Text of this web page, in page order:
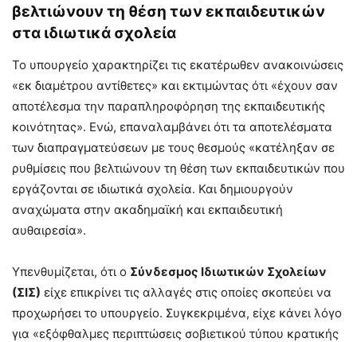
βελτιώνουν τη θέση των εκπαιδευτικών
στα ιδιωτικά σχολεία
Το υπουργείο χαρακτηρίζει τις εκατέρωθεν ανακοινώσεις
«εκ διαμέτρου αντίθετες» και εκτιμώντας ότι «έχουν σαν
αποτέλεσμα την παραπληροφόρηση της εκπαιδευτικής
κοινότητας». Ενώ, επαναλαμβάνει ότι τα αποτελέσματα
των διαπραγματεύσεων με τους θεσμούς «κατέληξαν σε
ρυθμίσεις που βελτιώνουν τη θέση των εκπαιδευτικών που
εργάζονται σε ιδιωτικά σχολεία. Και δημιουργούν
αναχώματα στην ακαδημαϊκή και εκπαιδευτική
αυθαιρεσία».
Υπενθυμίζεται, ότι ο Σύνδεσμος Ιδιωτικών Σχολείων
(ΣΙΣ) είχε επικρίνει τις αλλαγές στις οποίες σκοπεύει να
προχωρήσει το υπουργείο. Συγκεκριμένα, είχε κάνει λόγο
για «εξόφθαλμες περιπτώσεις σοβιετικού τύπου κρατικής